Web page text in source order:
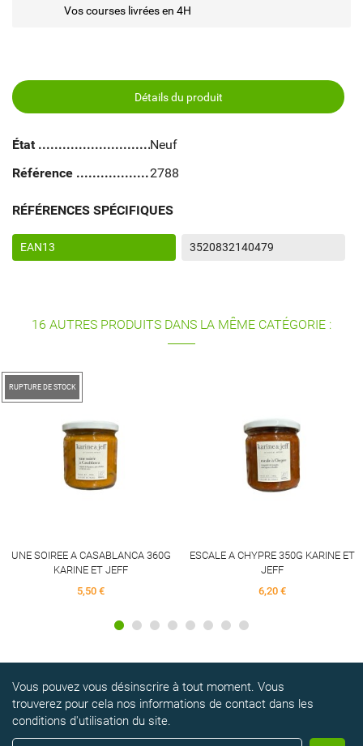
Vos courses livrées en 4H
Détails du produit
État
Neuf
Référence
2788
RÉFÉRENCES SPÉCIFIQUES
EAN13 3520832140479
16 AUTRES PRODUITS DANS LA MÊME CATÉGORIE :
RUPTURE DE STOCK
UNE SOIREE A CASABLANCA 360G
KARINE ET JEFF
5,50 €
ESCALE A CHYPRE 350G KARINE ET
JEFF
6,20 €
Vous pouvez vous désinscrire à tout moment. Vous
trouverez pour cela nos informations de contact dans les
conditions d'utilisation du site.